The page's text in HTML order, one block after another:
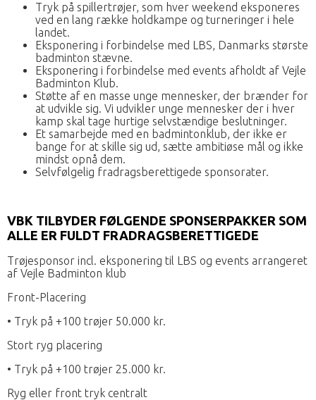
Tryk på spillertrøjer, som hver weekend eksponeres
ved en lang række holdkampe og turneringer i hele
landet.
Eksponering i forbindelse med LBS, Danmarks største
badminton stævne.
Eksponering i forbindelse med events afholdt af Vejle
Badminton Klub.
Støtte af en masse unge mennesker, der brænder for
at udvikle sig. Vi udvikler unge mennesker der i hver
kamp skal tage hurtige selvstændige beslutninger.
Et samarbejde med en badmintonklub, der ikke er
bange for at skille sig ud, sætte ambitiøse mål og ikke
mindst opnå dem.
Selvfølgelig fradragsberettigede sponsorater.
VBK TILBYDER FØLGENDE SPONSERPAKKER SOM
ALLE ER FULDT FRADRAGSBERETTIGEDE
Trøjesponsor incl. eksponering til LBS og events arrangeret
af Vejle Badminton klub
Front-Placering
• Tryk på +100 trøjer 50.000 kr.
Stort ryg placering
• Tryk på +100 trøjer 25.000 kr.
Ryg eller front tryk centralt